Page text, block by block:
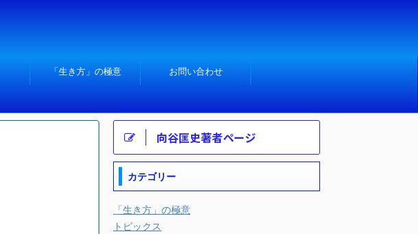
「生き方」の極意 お問い合わせ
向谷匡史著者ページ
カテゴリー
「生き方」の極意
トピックス